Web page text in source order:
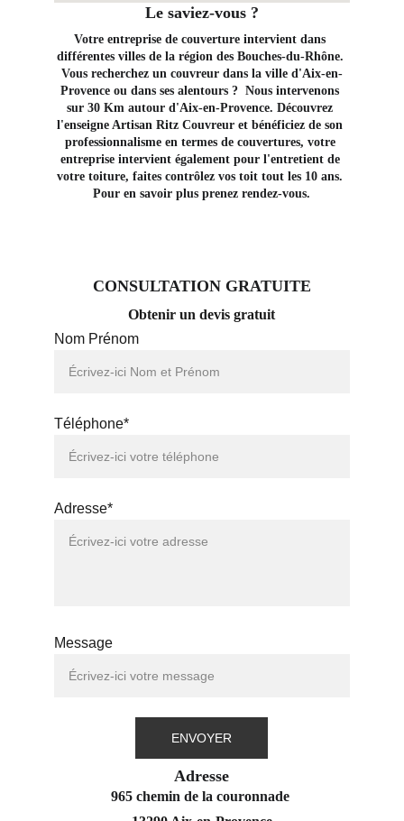
Nom Prénom
Téléphone*
Adresse*
Message
ENVOYER
Adresse
965 chemin de la couronnade
Le saviez-vous ?
Votre entreprise de couverture intervient dans
différentes villes de la région des Bouches-du-Rhône.
Vous recherchez un couvreur dans la ville d'Aix-en-
Provence ou dans ses alentours ?  Nous intervenons
sur 30 Km autour d'Aix-en-Provence. Découvrez
l'enseigne Artisan Ritz Couvreur et bénéficiez de son
professionnalisme en termes de couvertures, votre
entreprise intervient également pour l'entretient de
votre toiture, faites contrôlez vos toit tout les 10 ans.
Pour en savoir plus prenez rendez-vous.
CONSULTATION GRATUITE
Obtenir un devis gratuit